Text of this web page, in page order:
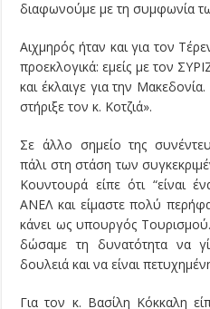
διαφωνούμε με τη συμφωνία
Αιχμηρός ήταν και για τον
προεκλογικά: εμείς με τον
και έκλαιγε για την
στήριξε τον κ. Κοτζιά».
Σε άλλο σημείο της
πάλι στη στάση των
Κουντουρά είπε ότι “είναι
ΑΝΕΛ και είμαστε πολύ
κάνει ως υπουργός
δώσαμε τη δυνατότητα να
δουλειά και να είναι
Για τον κ. Βασίλη Κόκκαλη